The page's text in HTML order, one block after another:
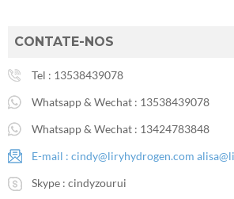
CONTATE-NOS
Tel : 13538439078
Whatsapp & Wechat : 13538439078
Whatsapp & Wechat : 13424783848
E-mail : cindy@liryhydrogen.com
Skype : cindyzourui